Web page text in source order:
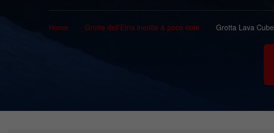
Home Grotte dell'Etna inedite & poco note Grotta Lava Cube